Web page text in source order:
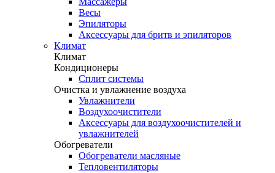
Весы
Эпиляторы
Аксессуары для бритв и эпиляторов
Климат
Климат
Кондиционеры
Сплит системы
Очистка и увлажнение воздуха
Увлажнители
Воздухоочистители
Аксессуары для воздухоочистителей и
увлажнителей
Обогреватели
Обогреватели масляные
Тепловентиляторы